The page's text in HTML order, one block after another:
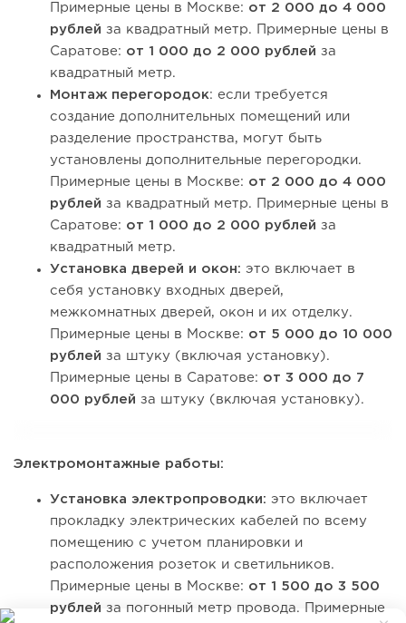
Примерные цены в Москве: от 2 000 до 4 000
рублей за квадратный метр. Примерные цены в
Саратове: от 1 000 до 2 000 рублей за
квадратный метр.
Монтаж перегородок: если требуется
создание дополнительных помещений или
разделение пространства, могут быть
установлены дополнительные перегородки.
Примерные цены в Москве: от 2 000 до 4 000
рублей за квадратный метр. Примерные цены в
Саратове: от 1 000 до 2 000 рублей за
квадратный метр.
Установка дверей и окон: это включает в
себя установку входных дверей,
межкомнатных дверей, окон и их отделку.
Примерные цены в Москве: от 5 000 до 10 000
рублей за штуку (включая установку).
Примерные цены в Саратове: от 3 000 до 7
000 рублей за штуку (включая установку).
Электромонтажные работы:
Установка электропроводки: это включает
прокладку электрических кабелей по всему
помещению с учетом планировки и
расположения розеток и светильников.
Примерные цены в Москве: от 1 500 до 3 500
рублей за погонный метр провода. Примерные